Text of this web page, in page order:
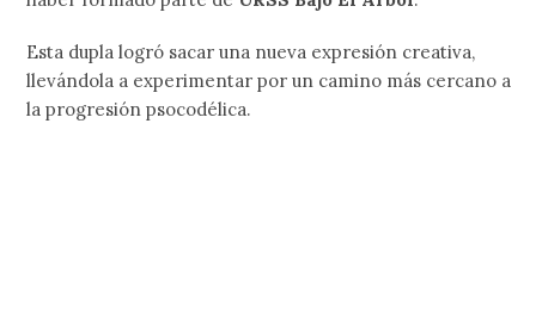
Esta dupla logró sacar una nueva expresión creativa,
llevándola a experimentar por un camino más cercano a
la progresión psocodélica.